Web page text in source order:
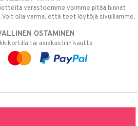
varastoomme voimme pitää hinnat
Voit olla varma, että teet löytöjä sivuillamme.
OSTAMINEN
tai asiakastilin kautta